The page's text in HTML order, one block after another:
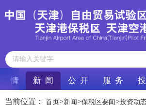
情 新 闻 公 开 服 务
当前位置： 首页>新闻>保税区要闻>投资动